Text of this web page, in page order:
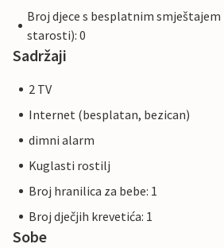
Broj djece s besplatnim
starosti): 0
Sadržaji
2 TV
Internet (besplatan, bezican)
dimni alarm
Kuglasti rostilj
Broj hranilica za bebe: 1
Broj dječjih krevetića: 1
Sobe